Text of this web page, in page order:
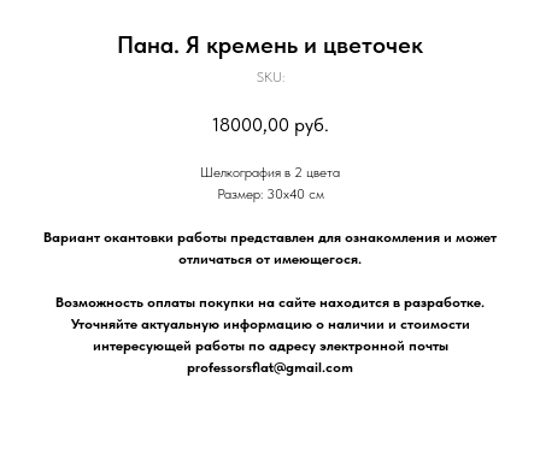
Пана. Я кремень и цветочек
SKU:
18000,00 руб.
Шелкография в 2 цвета
Размер: 30х40 см
Вариант окантовки работы представлен для ознакомления и может
отличаться от имеющегося.
Возможность оплаты покупки на сайте находится в разработке.
Уточняйте актуальную информацию о наличии и стоимости
интересующей работы по адресу электронной почты
professorsflat@gmail.com